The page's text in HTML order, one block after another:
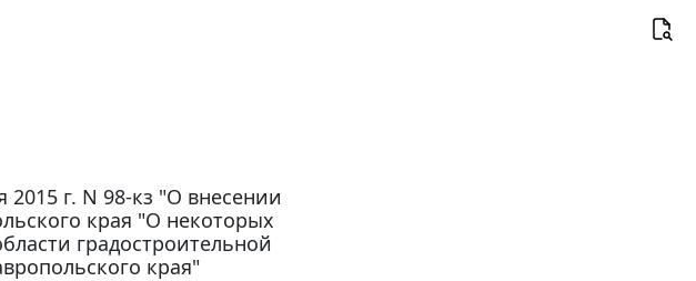
2015 г. N 98-кз "О внесении
края "О некоторых
градостроительной
края"